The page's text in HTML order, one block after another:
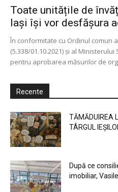
Toate unitățile de
Iași își vor desfășura
În conformitate cu Ordinul comun
(5.338/01.10.2021) și al Ministerului
pentru aprobarea măsurilor de
Recente
TĂMĂDUIREA
TÂRGUL
După ce
imobiliar,